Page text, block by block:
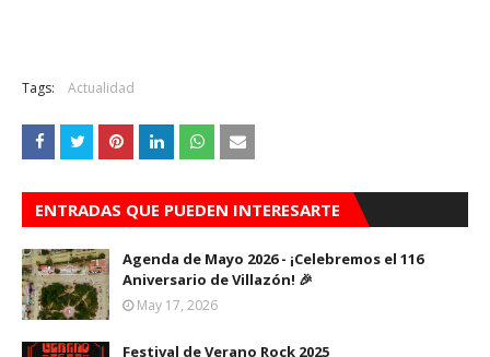
Tags: Actualidad
ENTRADAS QUE PUEDEN INTERESARTE
Agenda de Mayo 2026 - ¡Celebremos el 116
Aniversario de Villazón! 🎉
May 17, 2026
Festival de Verano Rock 2025